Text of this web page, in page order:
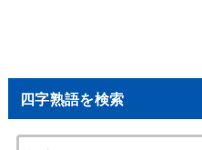
四字熟語を検索